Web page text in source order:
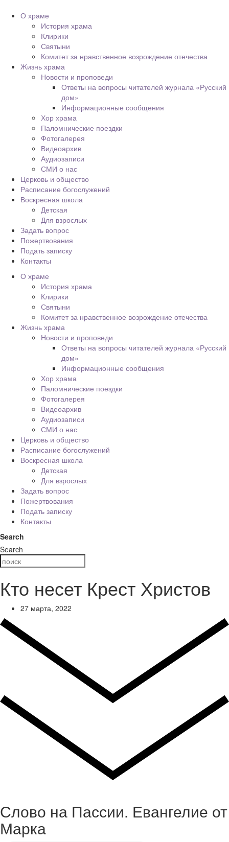
О храме
История храма
Клирики
Святыни
Комитет за нравственное возрождение отечества
Жизнь храма
Новости и проповеди
Ответы на вопросы читателей журнала «Русский
дом»
Информационные сообщения
Хор храма
Паломнические поездки
Фотогалерея
Видеоархив
Аудиозаписи
СМИ о нас
Церковь и общество
Расписание богослужений
Воскресная школа
Детская
Для взрослых
Задать вопрос
Пожертвования
Подать записку
Контакты
О храме
История храма
Клирики
Святыни
Комитет за нравственное возрождение отечества
Жизнь храма
Новости и проповеди
Ответы на вопросы читателей журнала «Русский
дом»
Информационные сообщения
Хор храма
Паломнические поездки
Фотогалерея
Видеоархив
Аудиозаписи
СМИ о нас
Церковь и общество
Расписание богослужений
Воскресная школа
Детская
Для взрослых
Задать вопрос
Пожертвования
Подать записку
Контакты
Search
Search
Кто несет Крест Христов
27 марта, 2022
Слово на Пассии. Евангелие от
Марка